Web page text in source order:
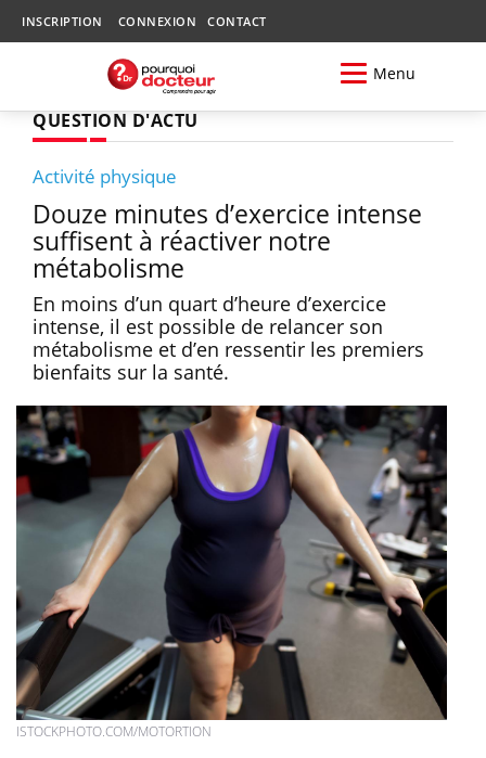
INSCRIPTION CONNEXION CONTACT
Menu
QUESTION D'ACTU
Activité physique
Douze minutes d’exercice intense
suffisent à réactiver notre
métabolisme
En moins d’un quart d’heure d’exercice
intense, il est possible de relancer son
métabolisme et d’en ressentir les premiers
bienfaits sur la santé.
ISTOCKPHOTO.COM/MOTORTION